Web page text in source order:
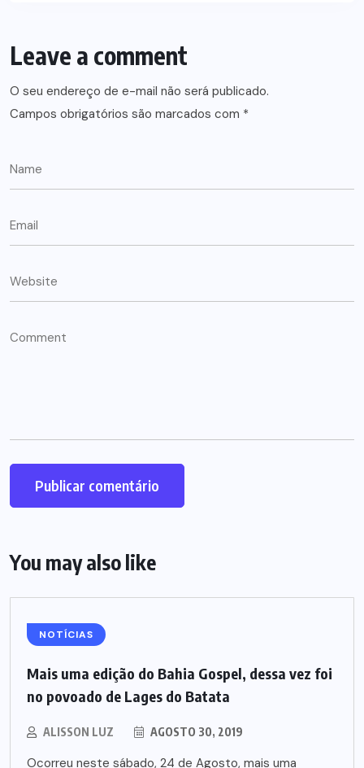
Leave a comment
O seu endereço de e-mail não será publicado.
Campos obrigatórios são marcados com *
You may also like
NOTÍCIAS
Mais uma edição do Bahia Gospel, dessa vez foi
no povoado de Lages do Batata
ALISSON LUZ AGOSTO 30, 2019
Ocorreu neste sábado, 24 de Agosto, mais uma